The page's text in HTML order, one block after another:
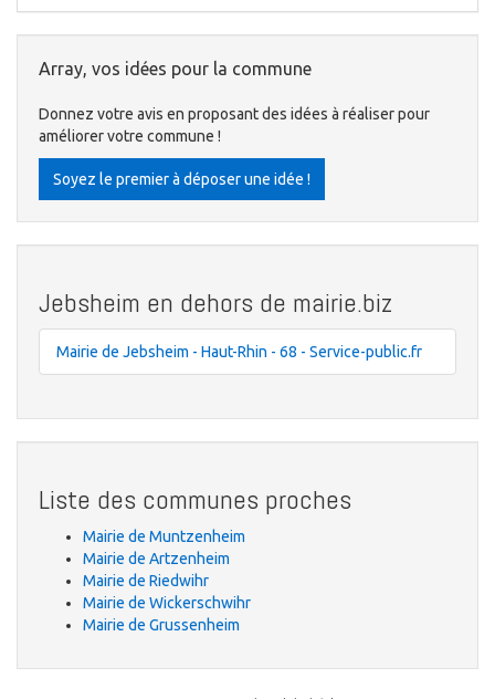
Array, vos idées pour la commune
Donnez votre avis en proposant des idées à réaliser pour
améliorer votre commune !
Soyez le premier à déposer une idée !
Jebsheim en dehors de mairie.biz
Mairie de Jebsheim - Haut-Rhin - 68 - Service-public.fr
Liste des communes proches
Mairie de Muntzenheim
Mairie de Artzenheim
Mairie de Riedwihr
Mairie de Wickerschwihr
Mairie de Grussenheim